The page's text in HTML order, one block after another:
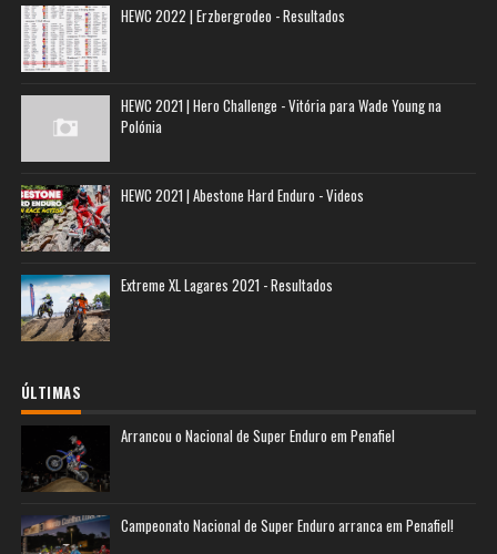
HEWC 2022 | Erzbergrodeo - Resultados
HEWC 2021 | Hero Challenge - Vitória para Wade Young na
Polónia
HEWC 2021 | Abestone Hard Enduro - Videos
Extreme XL Lagares 2021 - Resultados
ÚLTIMAS
Arrancou o Nacional de Super Enduro em Penafiel
Campeonato Nacional de Super Enduro arranca em Penafiel!